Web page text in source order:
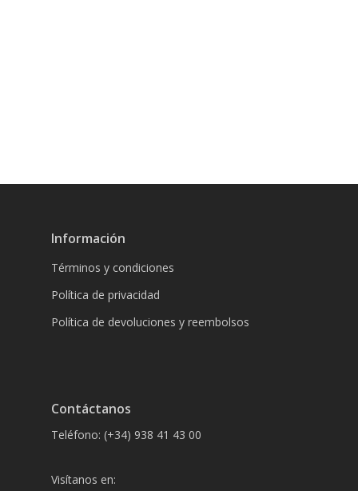
Información
Términos y condiciones
Política de privacidad
Política de devoluciones y reembolsos
Contáctanos
Teléfono: (+34) 938 41 43 00
Visítanos en: